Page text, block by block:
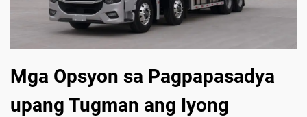
Mga Opsyon sa Pagpapasadya
upang Tugman ang Iyong